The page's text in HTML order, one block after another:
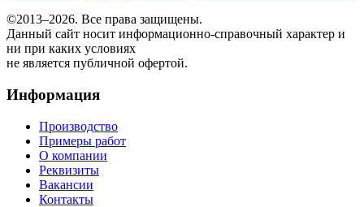
©2013–2026. Все права защищены.
Данный сайт носит информационно-справочный характер и
ни при каких условиях
не является публичной офертой.
Информация
Производство
Примеры работ
О компании
Реквизиты
Вакансии
Контакты